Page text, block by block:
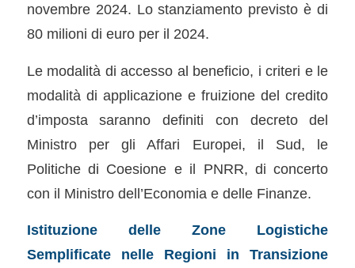
novembre 2024. Lo stanziamento previsto è di
80 milioni di euro per il 2024.
Le modalità di accesso al beneficio, i criteri e le
modalità di applicazione e fruizione del credito
d’imposta saranno definiti con decreto del
Ministro per gli Affari Europei, il Sud, le
Politiche di Coesione e il PNRR, di concerto
con il Ministro dell’Economia e delle Finanze.
Istituzione delle Zone Logistiche
Semplificate nelle Regioni in Transizione